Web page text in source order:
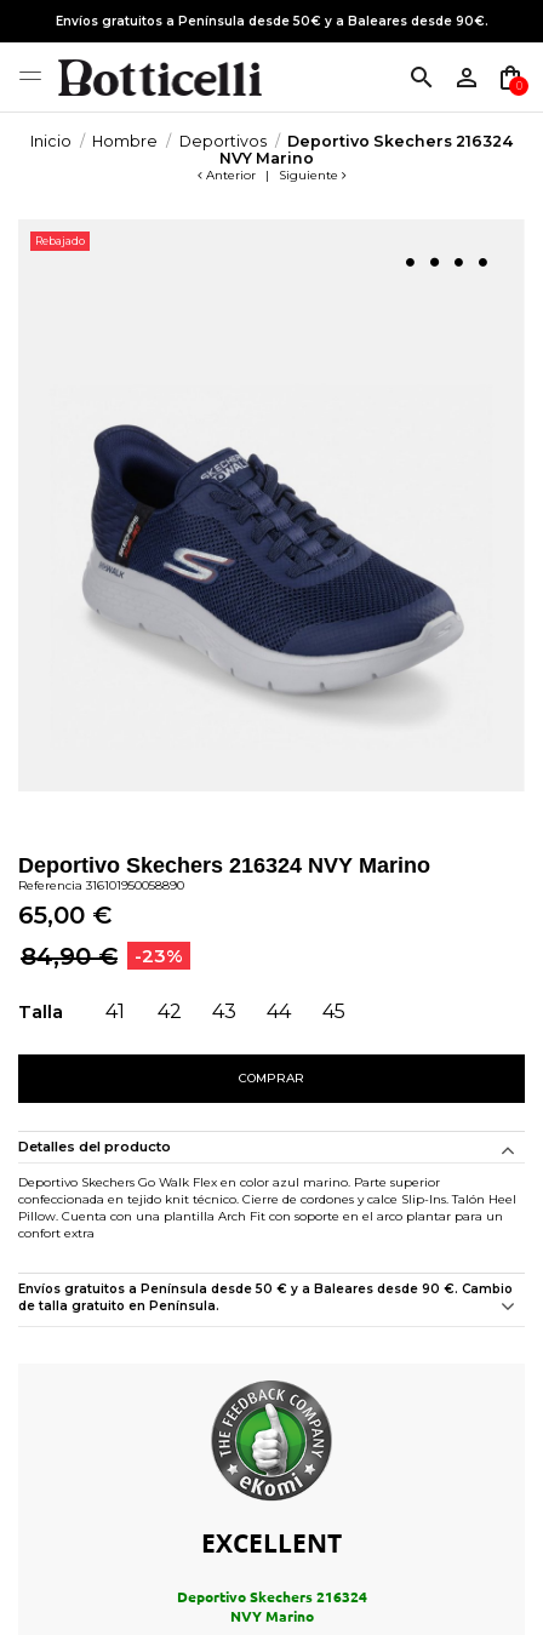
Envíos gratuitos a Península desde 50€ y a Baleares desde 90€.
search person_outline shopping_bag
0
Inicio Hombre Deportivos
Deportivo Skechers 216324
NVY Marino
Anterior | Siguiente
Rebajado
Deportivo Skechers 216324 NVY Marino
Referencia 316101950058890
65,00 €
84,90 €
-23%
Talla 41 42 43 44 45
COMPRAR
Detalles del producto
Deportivo Skechers Go Walk Flex en color azul marino. Parte superior
confeccionada en tejido knit técnico. Cierre de cordones y calce Slip-Ins. Talón Heel
Pillow. Cuenta con una plantilla Arch Fit con soporte en el arco plantar para un
confort extra
Envíos gratuitos a Península desde 50 € y a Baleares desde 90 €. Cambio
de talla gratuito en Península.
EXCELLENT
Deportivo Skechers 216324
NVY Marino